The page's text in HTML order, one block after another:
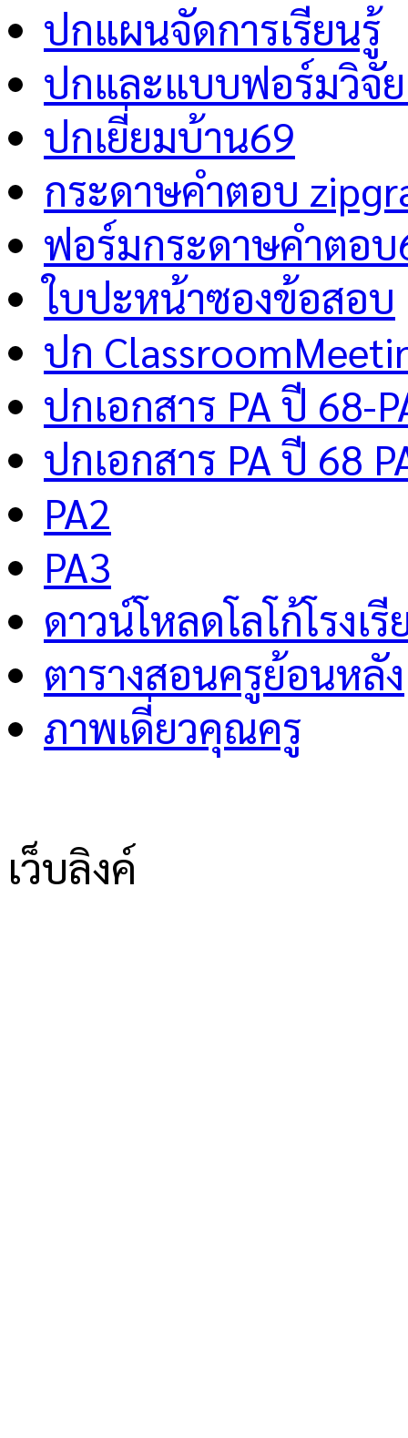
ปกแผนจัดการเรียนรู้
ปกและแบบฟอร์มวิจั
ปกเยี่ยมบ้าน69
กระดาษคำตอบ
ฟอร์มกระดาษคำตอบ
ใบปะหน้าซองข้อสอบ
ปก
ปกเอกสาร PA ปี 68-
ปกเอกสาร PA ปี 68
PA2
PA3
ดาวน์โหลดโลโก้โรงเ
ตารางสอนครูย้อนหลัง
ภาพเดี่ยวคุณครู
เว็บลิงค์